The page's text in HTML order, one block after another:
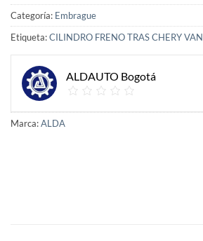
Categoría: Embrague
Etiqueta:CILINDRO FRENO TRAS CHERY VAN
ALDAUTO Bogotá
Marca:ALDA